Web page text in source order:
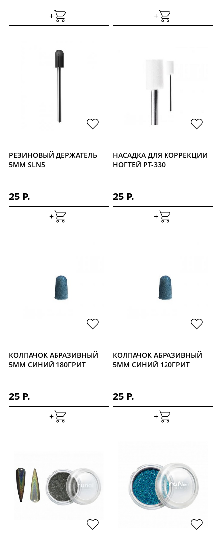
+ +
РЕЗИНОВЫЙ ДЕРЖАТЕЛЬ
5ММ SLN5
25 Р.
+
НАСАДКА ДЛЯ КОРРЕКЦИИ
НОГТЕЙ PT-330
25 Р.
+
КОЛПАЧОК АБРАЗИВНЫЙ
5ММ СИНИЙ 180ГРИТ
25 Р.
+
КОЛПАЧОК АБРАЗИВНЫЙ
5ММ СИНИЙ 120ГРИТ
25 Р.
+